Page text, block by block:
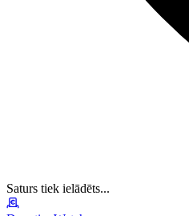
Saturs tiek ielādēts...